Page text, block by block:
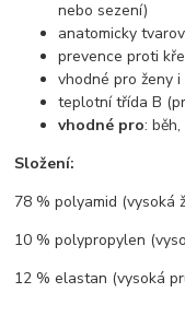
nebo sezení)
anatomicky
prevence proti
vhodné pro ženy i
teplotní třída B
vhodné pro:
Složení:
78 % polyamid (vysoká
10 % polypropylen
12 % elastan (vysoká